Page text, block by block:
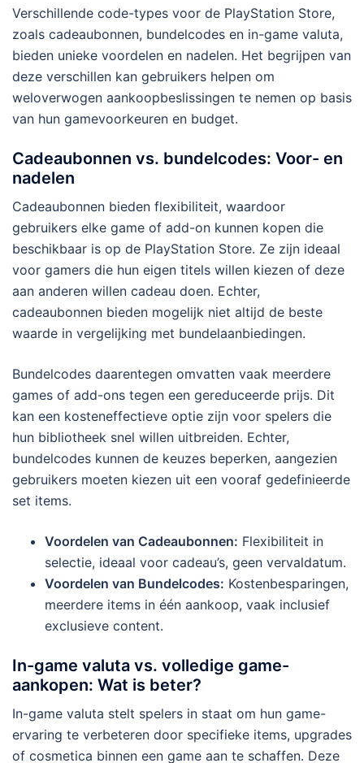
Verschillende code-types voor de PlayStation Store,
zoals cadeaubonnen, bundelcodes en in-game valuta,
bieden unieke voordelen en nadelen. Het begrijpen van
deze verschillen kan gebruikers helpen om
weloverwogen aankoopbeslissingen te nemen op basis
van hun gamevoorkeuren en budget.
Cadeaubonnen vs. bundelcodes: Voor- en
nadelen
Cadeaubonnen bieden flexibiliteit, waardoor
gebruikers elke game of add-on kunnen kopen die
beschikbaar is op de PlayStation Store. Ze zijn ideaal
voor gamers die hun eigen titels willen kiezen of deze
aan anderen willen cadeau doen. Echter,
cadeaubonnen bieden mogelijk niet altijd de beste
waarde in vergelijking met bundelaanbiedingen.
Bundelcodes daarentegen omvatten vaak meerdere
games of add-ons tegen een gereduceerde prijs. Dit
kan een kosteneffectieve optie zijn voor spelers die
hun bibliotheek snel willen uitbreiden. Echter,
bundelcodes kunnen de keuzes beperken, aangezien
gebruikers moeten kiezen uit een vooraf gedefinieerde
set items.
Voordelen van Cadeaubonnen: Flexibiliteit in
selectie, ideaal voor cadeau’s, geen vervaldatum.
Voordelen van Bundelcodes: Kostenbesparingen,
meerdere items in één aankoop, vaak inclusief
exclusieve content.
In-game valuta vs. volledige game-
aankopen: Wat is beter?
In-game valuta stelt spelers in staat om hun game-
ervaring te verbeteren door specifieke items, upgrades
of cosmetica binnen een game aan te schaffen. Deze